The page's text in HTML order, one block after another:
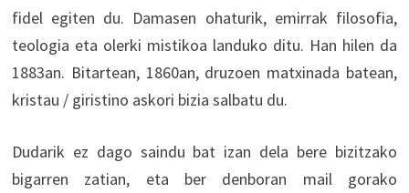
fidel egiten du. Damasen ohaturik, emirrak filosofia,
teologia eta olerki mistikoa landuko ditu. Han hilen da
1883an. Bitartean, 1860an, druzoen matxinada batean,
kristau / giristino askori bizia salbatu du.
Dudarik ez dago saindu bat izan dela bere bizitzako
bigarren zatian, eta ber denboran mail gorako